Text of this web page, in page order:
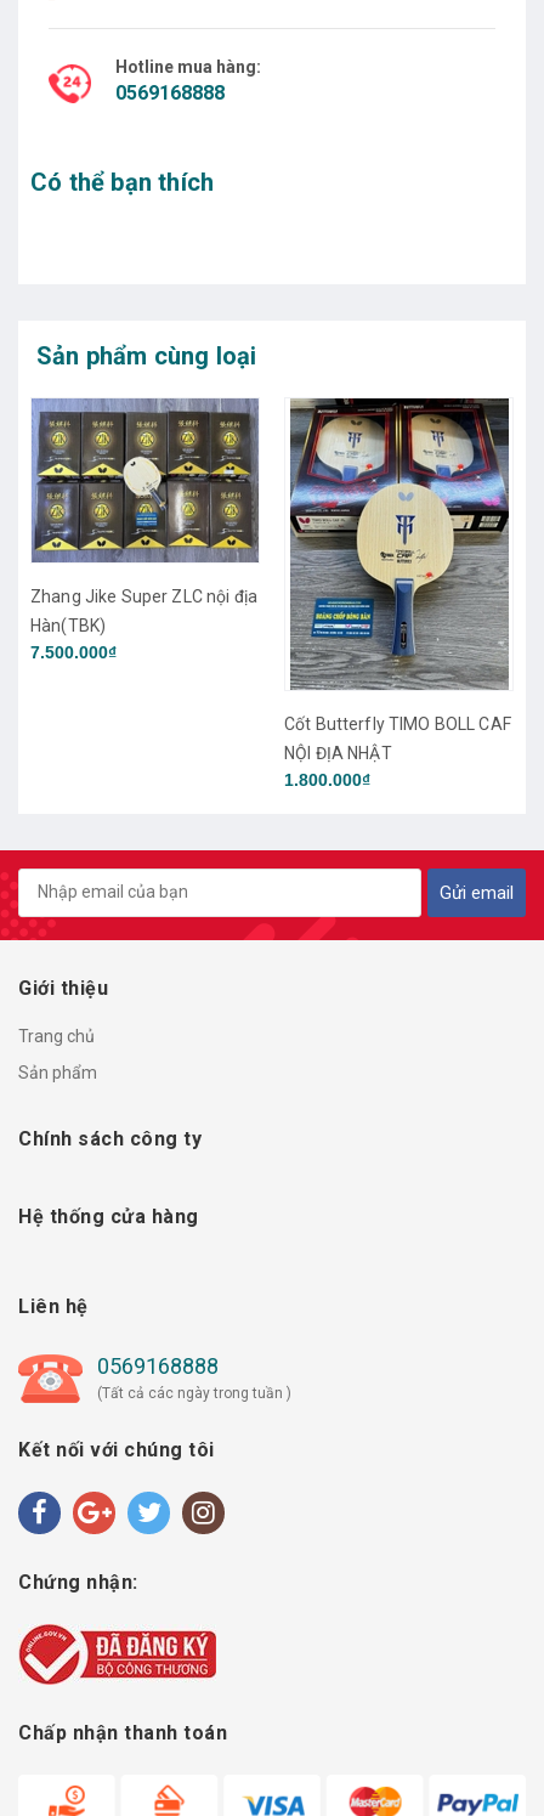
Hotline mua hàng:
0569168888
Có thể bạn thích
Sản phẩm cùng loại
Jike Super ZLC nội địa
Cốt Butterfly TIMO BOLL CAF
NỘI ĐỊA NHẬT
1.800.000₫
Cốt
Gửi email
Giới thiệu
Trang chủ
Sản phẩm
Chính sách công ty
Hệ thống cửa hàng
Liên hệ
0569168888
(Tất cả các ngày trong tuần )
Kết nối với chúng tôi
Chứng nhận:
Chấp nhận thanh toán